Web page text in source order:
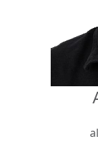
Pie de Playa